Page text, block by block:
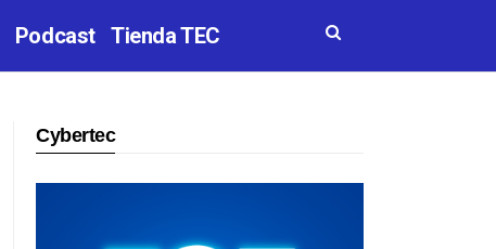
Podcast Tienda TEC
Cybertec